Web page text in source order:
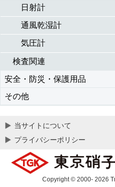
日射計
通風乾湿計
気圧計
検査関連
安全・防災・保護用品
その他
当サイトについて
プライバシーポリシー
Copyright © 2000- 2026